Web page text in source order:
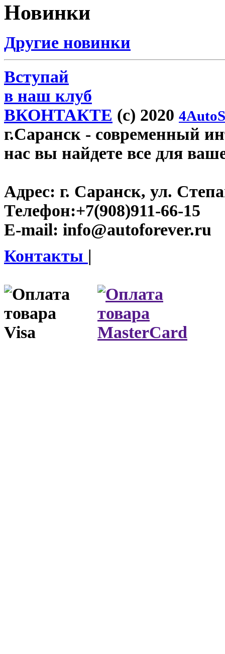
Новинки
Другие новинки
Вступай
в наш клуб
ВКОНТАКТЕ (c) 2020
г.Саранск - современный
нас вы найдете все для
Адрес: г. Саранск, ул.
Телефон:+7(908)911-66-15
E-mail: info@autoforever.ru
Контакты |